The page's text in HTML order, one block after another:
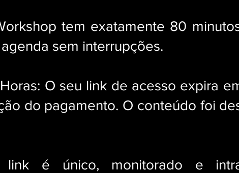
tem exatamente 80
sem interrupções.
O seu link de acesso expira
do pagamento. O conteúdo foi
é único, monitorado e